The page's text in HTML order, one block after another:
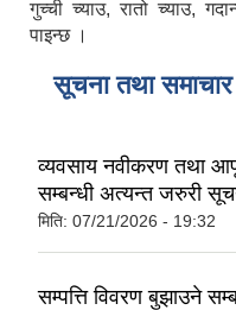
गुच्ची च्याउ, रातो च्याउ,
पाइन्छ ।
सूचना तथा समाचार
व्यवसाय नवीकरण तथा
सम्बन्धी अत्यन्त जरुरी
मिति: 07/21/2026 - 19:32
सम्पत्ति विवरण बुझाउने